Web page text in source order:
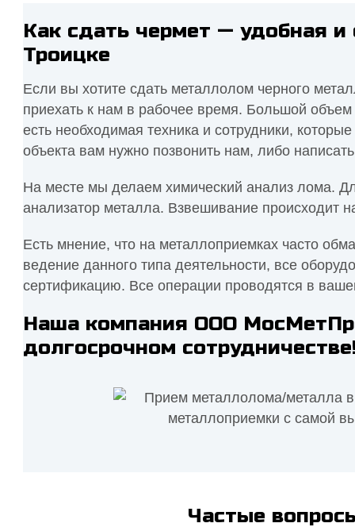
Как сдать чермет — удобная
Троицке
Если вы хотите сдать металлолом черного
приехать к нам в рабочее время. Большой
есть необходимая техника и сотрудники,
объекта вам нужно позвонить нам, либо
На месте мы делаем химический анализ лома.
анализатор металла. Взвешивание происходит
Есть мнение, что на металлоприемках часто
ведение данного типа деятельности, все
сертификацию. Все операции проводятся в
Наша компания ООО
долгосрочном
Частые